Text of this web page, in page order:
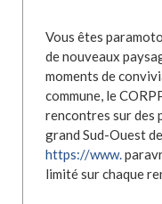
Vous êtes
de nouveaux
moments de
commune, le
rencontres sur des
grand Sud-Ouest
https://www.
limité sur chaque